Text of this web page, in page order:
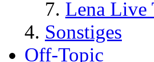
Lena Live
Sonstiges
Off-Topic